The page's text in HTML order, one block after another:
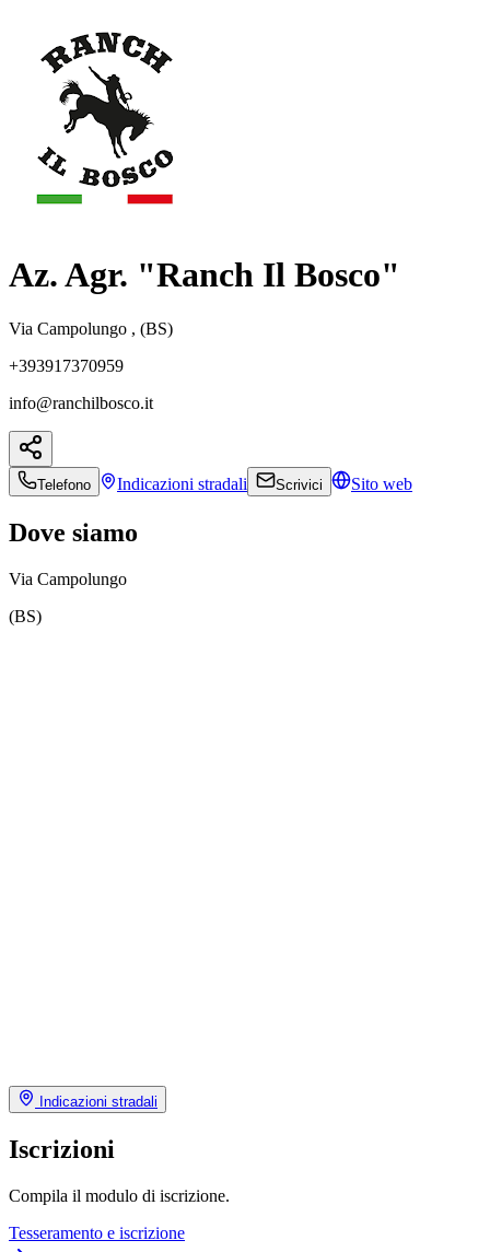
Az. Agr. "Ranch Il Bosco"
Via Campolungo , (BS)
+393917370959
info@ranchilbosco.it
Telefono Indicazioni stradali Scrivici Sito web
Dove siamo
Via Campolungo
(BS)
Indicazioni stradali
Iscrizioni
Compila il modulo di iscrizione.
Tesseramento e iscrizione